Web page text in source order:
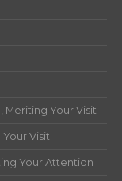
Meriting Your Visit
Visit
Your Attention